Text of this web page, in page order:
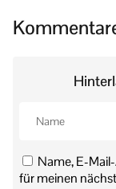
Name, E-
für meinen